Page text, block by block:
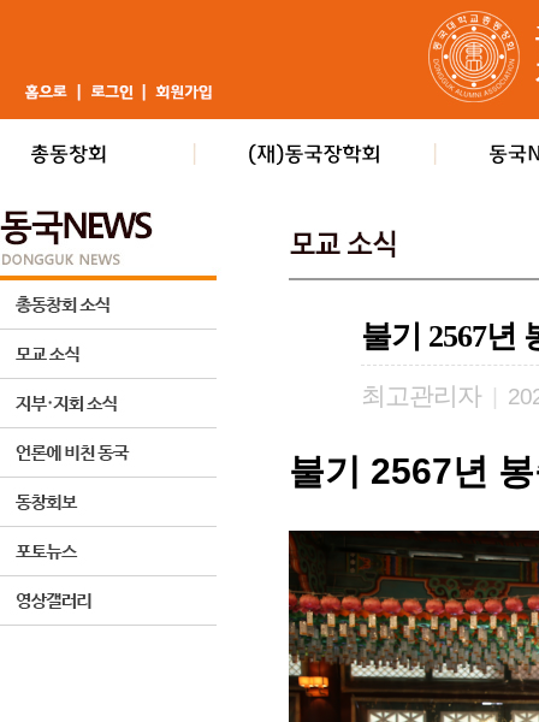
불기 2567년
최고관리자
불기 2567년